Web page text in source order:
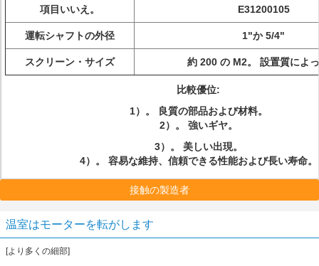
項目いいえ。 E31200105
運転シャフトの外径 1"か 5/4"
スクリーン・サイズ 約 200 の M2。 設置質によ
比較優位:
1）。 良質の部品および材料。
2）。 強いギヤ。
3）。 美しい出現。
4）。 容易な維持、信頼できる性能および長い寿命。
接触の製造者
温室はモーターを転がします
[より多くの細部]